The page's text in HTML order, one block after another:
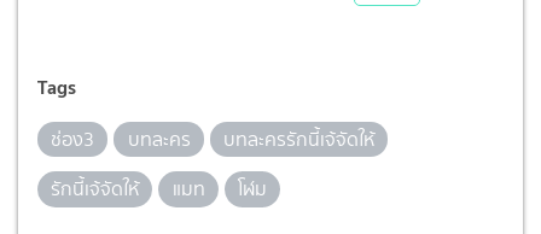
Tags
ช่อง3 บทละคร
บทละครรักนี้เจ้จัดให้
รักนี้เจ้จัดให้
แมท โฬม